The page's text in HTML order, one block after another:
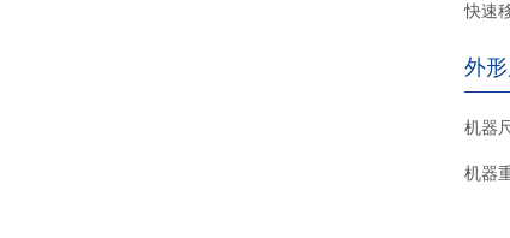
快速
外
机器
机器